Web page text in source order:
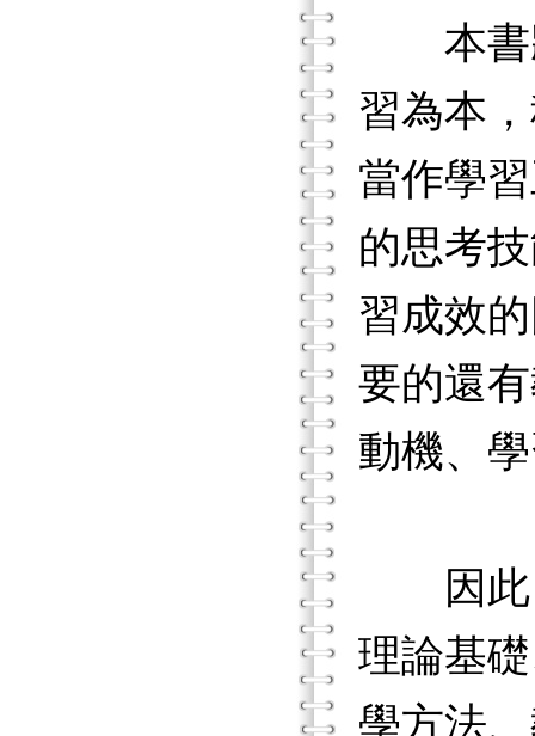
本書將
習為本
當作學
的思考
習成效
要的還
動機、
因此，
理論基
學方法